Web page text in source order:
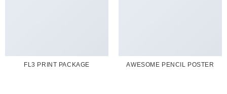
FL3 PRINT PACKAGE AWESOME PENCIL POSTER